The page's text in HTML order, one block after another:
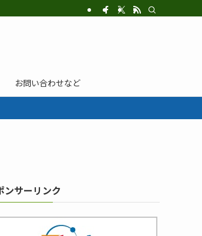
お問い合わせなど
ンサーリンク